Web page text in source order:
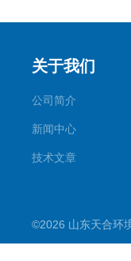
关于我们
公司简介
新闻中心
技术文章
©2026 山东天合环